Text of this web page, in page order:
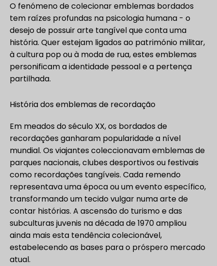
O fenómeno de colecionar emblemas bordados
tem raízes profundas na psicologia humana - o
desejo de possuir arte tangível que conta uma
história. Quer estejam ligados ao património militar,
à cultura pop ou à moda de rua, estes emblemas
personificam a identidade pessoal e a pertença
partilhada.
História dos emblemas de recordação
Em meados do século XX, os bordados de
recordações ganharam popularidade a nível
mundial. Os viajantes coleccionavam emblemas de
parques nacionais, clubes desportivos ou festivais
como recordações tangíveis. Cada remendo
representava uma época ou um evento específico,
transformando um tecido vulgar numa arte de
contar histórias. A ascensão do turismo e das
subculturas juvenis na década de 1970 ampliou
ainda mais esta tendência colecionável,
estabelecendo as bases para o próspero mercado
atual.